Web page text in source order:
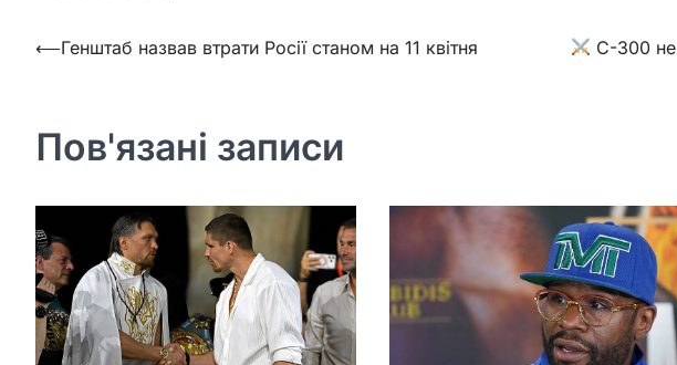
Навігація
⟵Генштаб назвав втрати Росії станом на 11 квітня
С-300 не
Пов'язані записи